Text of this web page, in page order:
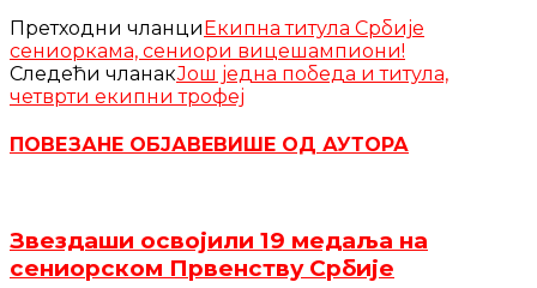
Претходни чланциЕкипна титула Србије
сениоркама, сениори вицешампиони!
Следећи чланакЈош једна победа и титула,
четврти екипни трофеј
ПОВЕЗАНЕ ОБЈАВЕВИШЕ ОД АУТОРА
Звездаши освојили 19 медаља на
сениорском Првенству Србије